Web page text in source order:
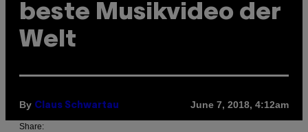
beste Musikvideo der
Welt
By Claus Schwartau June 7, 2018, 4:12am
Share: